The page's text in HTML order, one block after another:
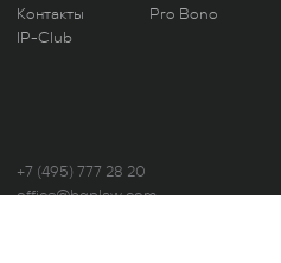
Контакты
Pro Bono
IP-Club
+7 (495) 777 28 20
office@bgplaw.com